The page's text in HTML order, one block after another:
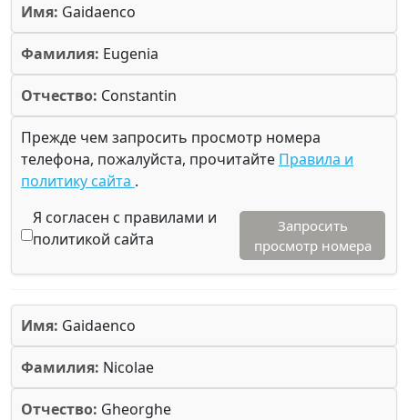
Имя: Gaidaenco
Фамилия: Eugenia
Отчество: Constantin
Прежде чем запросить просмотр номера
телефона, пожалуйста, прочитайте Правила и
политику сайта .
Я согласен с правилами и
политикой сайта
Запросить
просмотр номера
Имя: Gaidaenco
Фамилия: Nicolae
Отчество: Gheorghe